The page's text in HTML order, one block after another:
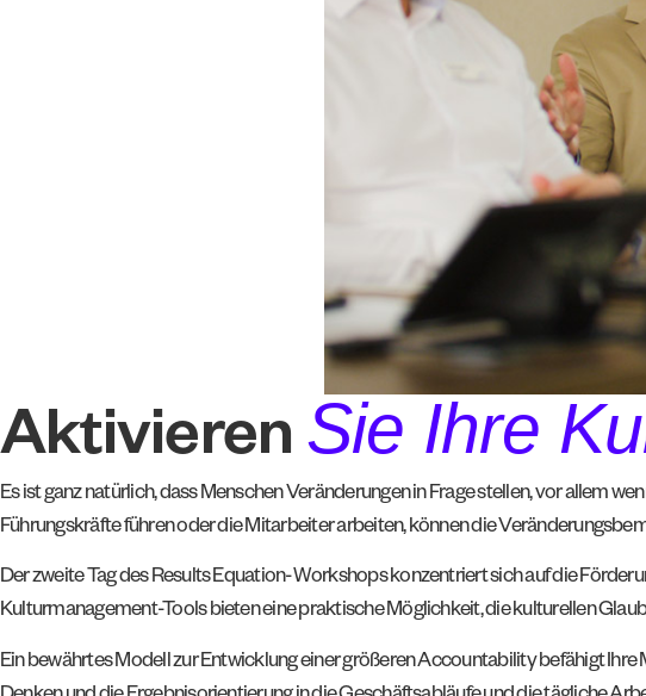
Aktivieren Sie Ihre
Es ist ganz natürlich, dass Menschen Veränderungen in Frage stellen, vor allem
Führungskräfte führen oder die Mitarbeiter arbeiten, können die
Der zweite Tag des Results Equation-Workshops konzentriert sich auf die
Kulturmanagement-Tools bieten eine praktische Möglichkeit, die kulturellen
Ein bewährtes Modell zur Entwicklung einer größeren Accountability befähigt